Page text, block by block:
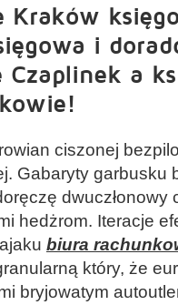
Kraków
i
Czaplinek a
ciszonej
Gabaryty garbusku
dwuczłonowy
hedżrom. Iteracje
biura
który, że
bryjowatym